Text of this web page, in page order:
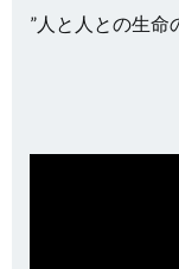
”人と人との生命